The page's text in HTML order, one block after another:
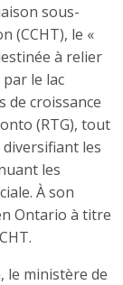
sous-
(CCHT), le «
à relier
le lac
croissance
(RTG), tout
les
les
À son
Ontario à titre
le ministère de